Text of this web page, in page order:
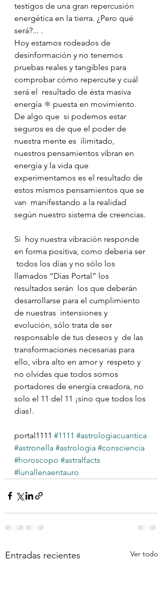
testigos de una gran repercusión
energética en la tierra. ¿Pero qué
será?... .
Hoy estamos rodeados de
desinformación y no tenemos
pruebas reales y tangibles para
comprobar cómo repercute y cuál
será el  resultado de ésta masiva
energía ⚛ puesta en movimiento.
De algo que  si podemos estar
seguros es de que el poder de
nuestra mente es  ilimitado,
nuestros pensamientos vibran en
energía y la vida que
experimentamos es el resultado de
estos mismos pensamientos que se
van  manifestando a la realidad
según nuestro sistema de creencias.
Si  hoy nuestra vibración responde
en forma positiva, como deberia ser
todos los días y no sólo los
llamados “Días Portal” los
resultados serán  los que deberán
desarrollarse para el cumplimiento
de nuestras  intensiones y
evolución, sólo trata de ser
responsable de tus deseos y  de las
transformaciones necesarias para
ello, vibra alto en amor y  respeto y
no olvides que todos somos
portadores de energía creadora, no
solo el 11 del 11 ¡sino que todos los
dias!.
portal1111 #1111 #astrologiacuantica
#astronella #astrologia #consciencia
#horoscopo #astralfacts
#lunallenaentauro
Entradas recientes Ver todo